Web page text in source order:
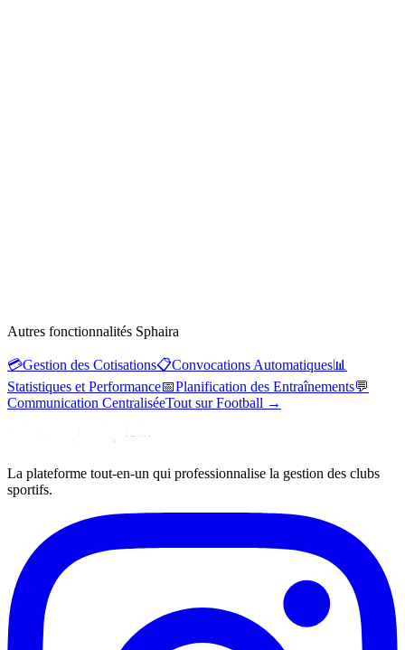
Autres fonctionnalités Sphaira
💳Gestion des Cotisations📋Convocations Automatiques📊
Statistiques et Performance📅Planification des Entraînements💬
Communication CentraliséeTout sur Football →
La plateforme tout-en-un qui professionnalise la gestion des clubs
sportifs.